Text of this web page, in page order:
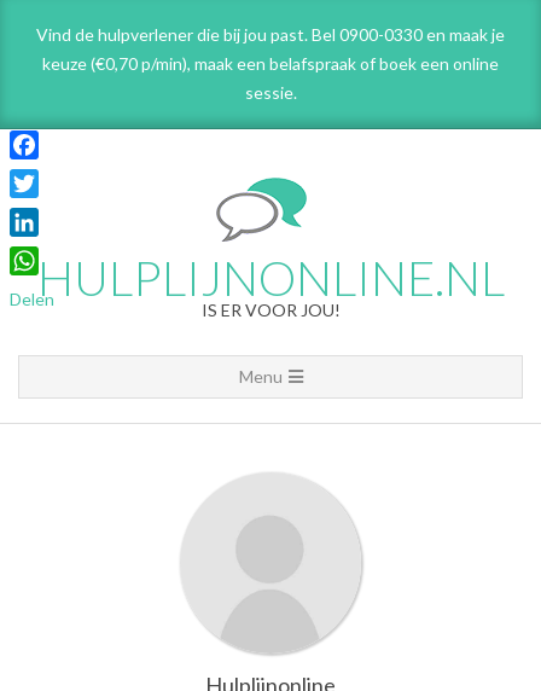
content
Vind de hulpverlener die bij jou past. Bel 0900-0330 en maak je
keuze (€0,70 p/min), maak een belafspraakof boek een online
sessie.
HULPLIJNONLINE.NL
IS ER VOOR JOU!
Navigation
Menu
Menu
Hulplijnonline
Facebook
Twitter
LinkedIn
WhatsApp
Delen